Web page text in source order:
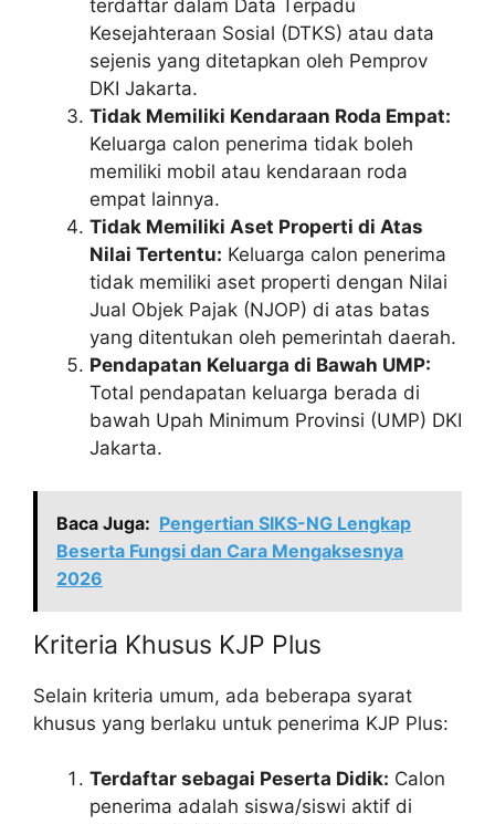
terdaftar dalam Data Terpadu
Kesejahteraan Sosial (DTKS) atau data
sejenis yang ditetapkan oleh Pemprov
DKI Jakarta.
Tidak Memiliki Kendaraan Roda Empat:
Keluarga calon penerima tidak boleh
memiliki mobil atau kendaraan roda
empat lainnya.
Tidak Memiliki Aset Properti di Atas
Nilai Tertentu: Keluarga calon penerima
tidak memiliki aset properti dengan Nilai
Jual Objek Pajak (NJOP) di atas batas
yang ditentukan oleh pemerintah daerah.
Pendapatan Keluarga di Bawah UMP:
Total pendapatan keluarga berada di
bawah Upah Minimum Provinsi (UMP) DKI
Jakarta.
Baca Juga: Pengertian SIKS-NG Lengkap
Beserta Fungsi dan Cara Mengaksesnya
2026
Kriteria Khusus KJP Plus
Selain kriteria umum, ada beberapa syarat
khusus yang berlaku untuk penerima KJP Plus:
Terdaftar sebagai Peserta Didik: Calon
penerima adalah siswa/siswi aktif di